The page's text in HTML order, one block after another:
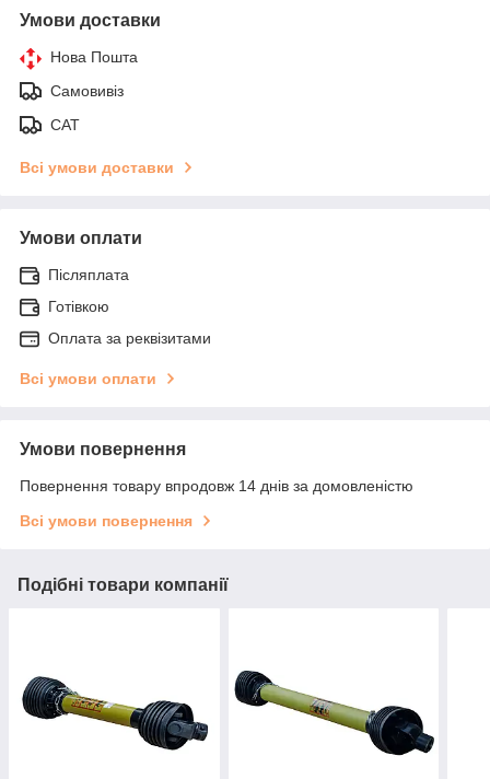
Умови доставки
Нова Пошта
Самовивіз
САТ
Всі умови доставки
Умови оплати
Післяплата
Готівкою
Оплата за реквізитами
Всі умови оплати
Умови повернення
Повернення товару впродовж 14 днів за домовленістю
Всі умови повернення
Подібні товари компанії